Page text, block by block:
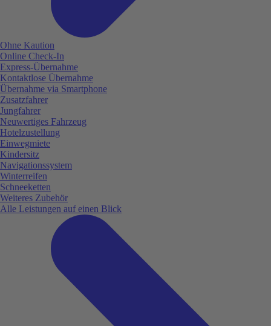
Ohne Kaution
Online Check-In
Express-Übernahme
Kontaktlose Übernahme
Übernahme via Smartphone
Zusatzfahrer
Jungfahrer
Neuwertiges Fahrzeug
Hotelzustellung
Einwegmiete
Kindersitz
Navigationssystem
Winterreifen
Schneeketten
Weiteres Zubehör
Alle Leistungen auf einen Blick